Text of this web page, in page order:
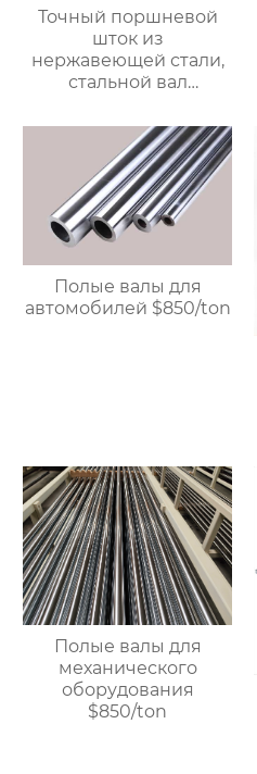
Точный поршневой
шток из
нержавеющей стали,
стальной вал
подшипника, полый и
цельный
хромированный вал.
$900/Ton
Полые валы для
автомобилей $850/ton
Полые валы для
механического
оборудования
$850/ton